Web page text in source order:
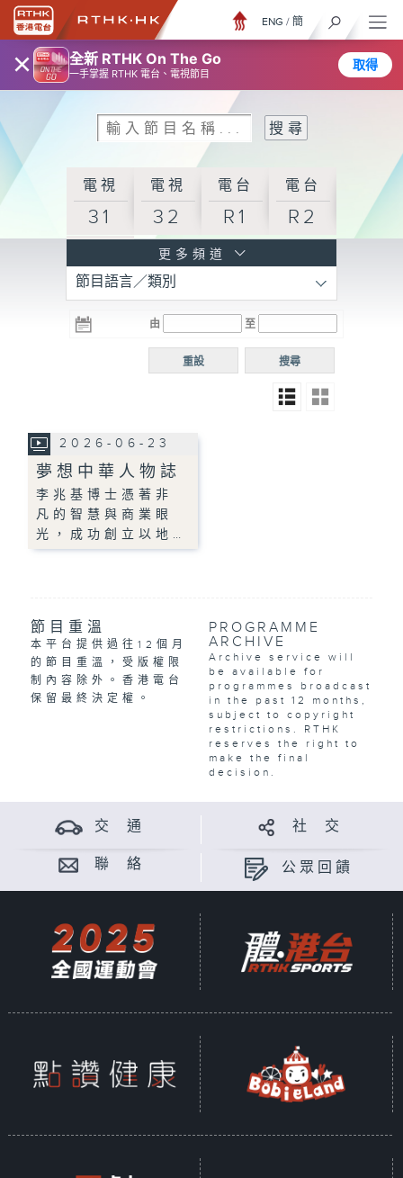
× 全新 RTHK On The Go
一手掌握 RTHK 電台、電視節目
取得
ENG / 簡
電視
31
電視
32
電台
R1
電台
R2
R3
電台 電台
R5
電台
普通
更多頻道
節目語言／類別
由 至
搜尋
重設
2026-06-23
夢想中華人物誌
李兆基博士憑著非
凡的智慧與商業眼
光，成功創立以地…
節目重溫
本平台提供過往12個月
的節目重溫，受版權限
制內容除外。香港電台
保留最終決定權。
PROGRAMME
ARCHIVE
Archive service will
be available for
programmes broadcast
in the past 12 months,
subject to copyright
restrictions. RTHK
reserves the right to
make the final
decision.
交 通 社 交
聯 絡 公眾回饋